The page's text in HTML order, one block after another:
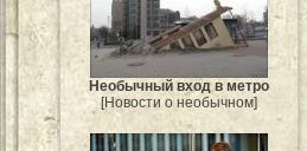
Необычный вход в метро
[Новости о необычном]